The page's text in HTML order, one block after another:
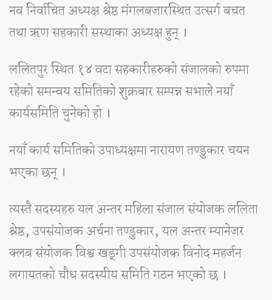
नव निर्वाचित अध्यक्ष श्रेष्ठ मंगलबजारस्थित उत्सर्ग बचत
तथा ऋण सहकारी सस्थाका अध्यक्ष हुन् ।
ललितपुर स्थित १४ वटा सहकारीहरुको संजालको रुपमा
रहेको समन्वय समितिको शुक्रबार सम्पन्न सभाले नयाँ
कार्यसमिति चुनेको हो ।
नयाँ कार्य समितिको उपाध्यक्षमा नारायण तण्डुकार चयन
भएका छन् ।
त्यस्तै सदस्यहरु यल अन्तर महिला संजाल संयोजक ललिता
श्रेष्ठ, उपसंयोजक अर्चना तण्डुकार, यल अन्तर म्यानेजर
क्लब संयोजक विश्व खड्गी उपसंयोजक विनोद महर्जन
लगायतको चौध सदस्यीय समिति गठन भएको छ ।